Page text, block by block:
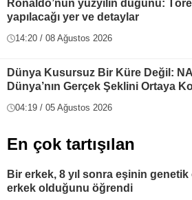
Ronaldo’nun yüzyılın düğünü:
yapılacağı yer ve detaylar
14:20 / 08 Ağustos 2026
Dünya Kusursuz Bir Küre Değil:
Dünya’nın Gerçek Şeklini Ortaya
04:19 / 05 Ağustos 2026
En çok tartışılan
Bir erkek, 8 yıl sonra eşinin genetik
erkek olduğunu öğrendi